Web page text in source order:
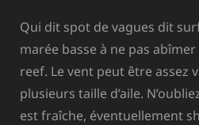
Qui dit spot de vagues dit
marée basse à ne pas
reef. Le vent peut être assez
plusieurs taille d’aile.
est fraîche, éventuellement